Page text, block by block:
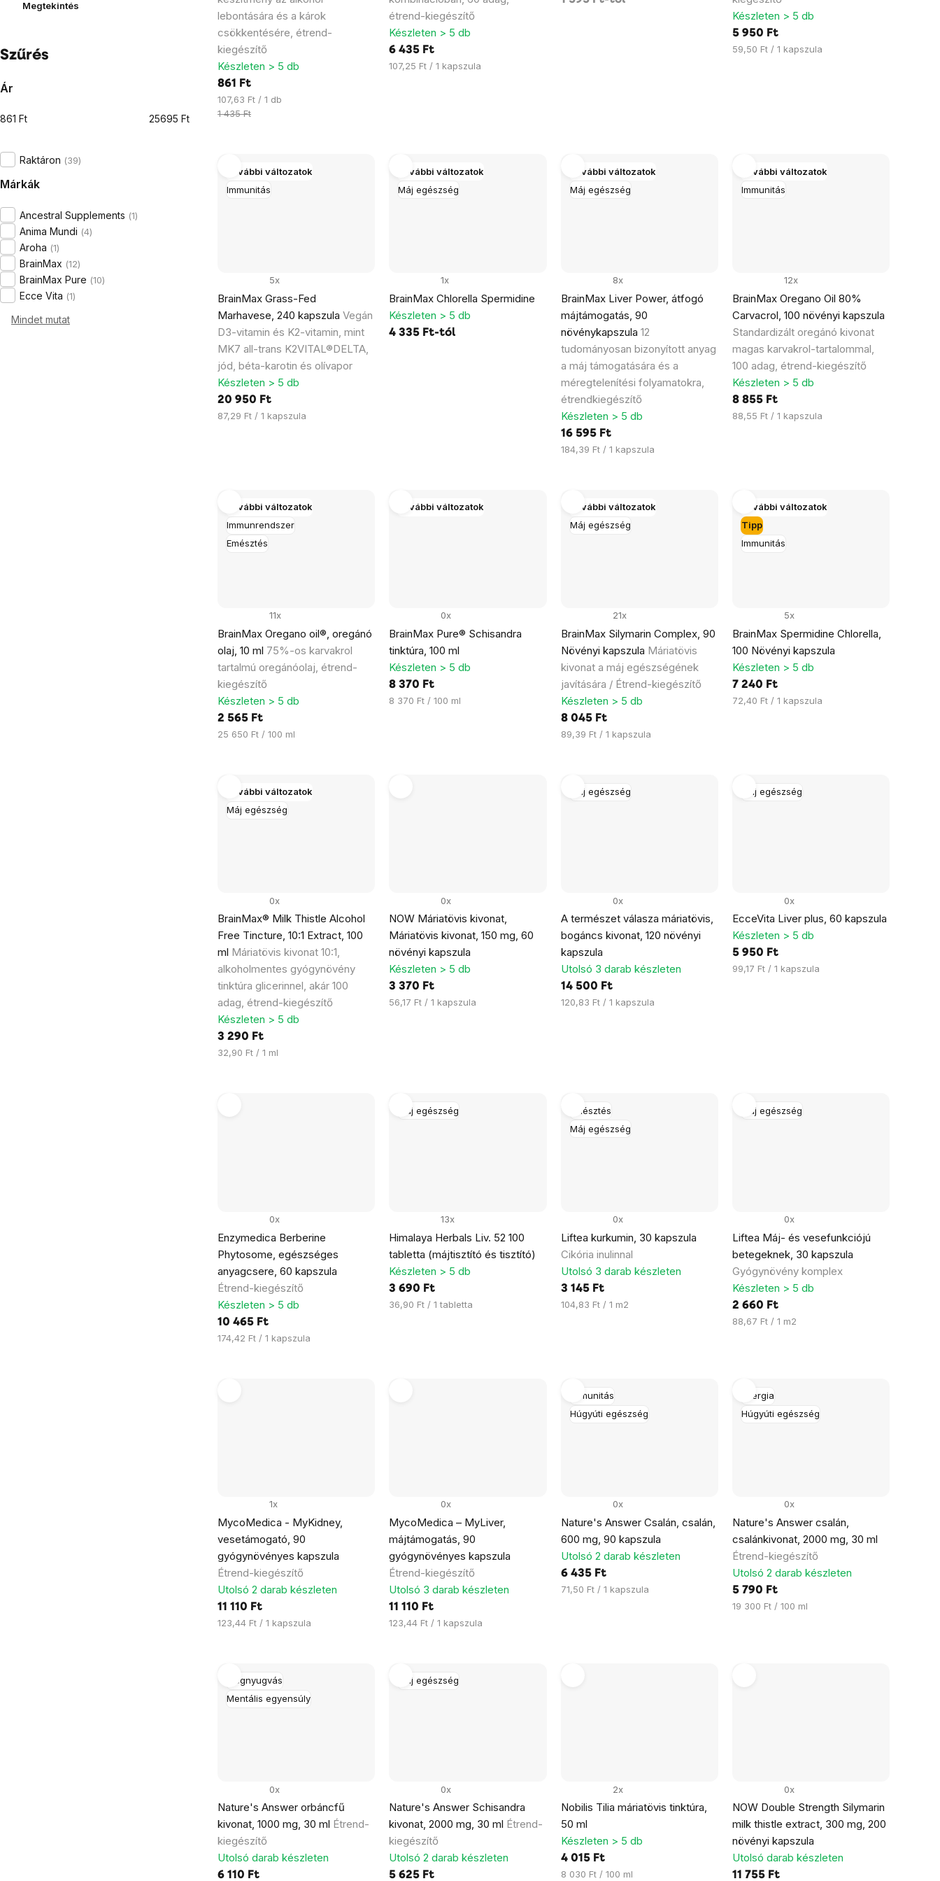
Megtekintés
Szűrés
Ár
861 Ft 25695 Ft
Raktáron 39
Márkák
Ancestral Supplements 1
Anima Mundi 4
Aroha 1
BrainMax 12
BrainMax Pure 10
Ecce Vita 1
Mindet mutat
lebontására és a károk
csökkentésére, étrend-
kiegészítő
Készleten > 5 db
861 Ft
Egységár:
107,63 Ft / 1 db
1 435 Ft
étrend-kiegészítő
Készleten > 5 db
6 435 Ft
Egységár:
107,25 Ft / 1 kapszula
Készleten > 5 db
5 950 Ft
Egységár:
59,50 Ft / 1 kapszula
Immunitás
További változatok
BrainMax Grass-Fed
Marhavese, 240 kapszula Vegán
D3-vitamin és K2-vitamin, mint
MK7 all-trans K2VITAL®DELTA,
jód, béta-karotin és olívapor
5x
Készleten > 5 db
20 950 Ft
Egységár:
87,29 Ft / 1 kapszula
Máj egészség
További változatok
BrainMax Chlorella Spermidine
1x
Készleten > 5 db
4 335 Ft-tól
Máj egészség
További változatok
BrainMax Liver Power, átfogó
májtámogatás, 90
növénykapszula 12
tudományosan bizonyított anyag
a máj támogatására és a
méregtelenítési folyamatokra,
étrendkiegészítő
8x
Készleten > 5 db
16 595 Ft
Egységár:
184,39 Ft / 1 kapszula
Immunitás
További változatok
BrainMax Oregano Oil 80%
Carvacrol, 100 növényi kapszula
Standardizált oregánó kivonat
magas karvakrol-tartalommal,
100 adag, étrend-kiegészítő
12x
Készleten > 5 db
8 855 Ft
Egységár:
88,55 Ft / 1 kapszula
Immunrendszer
Emésztés
További változatok
BrainMax Oregano oil®, oregánó
olaj, 10 ml 75%-os karvakrol
tartalmú oregánóolaj, étrend-
kiegészítő
11x
Készleten > 5 db
2 565 Ft
Egységár:
25 650 Ft / 100 ml
További változatok
BrainMax Pure® Schisandra
tinktúra, 100 ml
0x
Készleten > 5 db
8 370 Ft
Egységár:
8 370 Ft / 100 ml
Máj egészség
További változatok
BrainMax Silymarin Complex, 90
Növényi kapszula Máriatövis
kivonat a máj egészségének
javítására / Étrend-kiegészítő
21x
Készleten > 5 db
8 045 Ft
Egységár:
89,39 Ft / 1 kapszula
Tipp
Immunitás
További változatok
BrainMax Spermidine Chlorella,
100 Növényi kapszula
5x
Készleten > 5 db
7 240 Ft
Egységár:
72,40 Ft / 1 kapszula
Máj egészség
További változatok
BrainMax® Milk Thistle Alcohol
Free Tincture, 10:1 Extract, 100
ml Máriatövis kivonat 10:1,
alkoholmentes gyógynövény
tinktúra glicerinnel, akár 100
adag, étrend-kiegészítő
0x
Készleten > 5 db
3 290 Ft
Egységár:
32,90 Ft / 1 ml
NOW Máriatövis kivonat,
Máriatövis kivonat, 150 mg, 60
növényi kapszula
0x
Készleten > 5 db
3 370 Ft
Egységár:
56,17 Ft / 1 kapszula
Máj egészség
A természet válasza máriatövis,
bogáncs kivonat, 120 növényi
kapszula
0x
Utolsó 3 darab készleten
14 500 Ft
Egységár:
120,83 Ft / 1 kapszula
Máj egészség
EcceVita Liver plus, 60 kapszula
0x
Készleten > 5 db
5 950 Ft
Egységár:
99,17 Ft / 1 kapszula
Enzymedica Berberine
Phytosome, egészséges
anyagcsere, 60 kapszula
Étrend-kiegészítő
0x
Készleten > 5 db
10 465 Ft
Egységár:
174,42 Ft / 1 kapszula
Máj egészség
Himalaya Herbals Liv. 52 100
tabletta (májtisztító és tisztító)
13x
Készleten > 5 db
3 690 Ft
Egységár:
36,90 Ft / 1 tabletta
Emésztés
Máj egészség
Liftea kurkumin, 30 kapszula
Cikória inulinnal
0x
Utolsó 3 darab készleten
3 145 Ft
Egységár:
104,83 Ft / 1 m2
Máj egészség
Liftea Máj- és vesefunkciójú
betegeknek, 30 kapszula
Gyógynövény komplex
0x
Készleten > 5 db
2 660 Ft
Egységár:
88,67 Ft / 1 m2
MycoMedica - MyKidney,
vesetámogató, 90
gyógynövényes kapszula
Étrend-kiegészítő
1x
Utolsó 2 darab készleten
11 110 Ft
Egységár:
123,44 Ft / 1 kapszula
MycoMedica – MyLiver,
májtámogatás, 90
gyógynövényes kapszula
Étrend-kiegészítő
0x
Utolsó 3 darab készleten
11 110 Ft
Egységár:
123,44 Ft / 1 kapszula
Immunitás
Húgyúti egészség
Nature's Answer Csalán, csalán,
600 mg, 90 kapszula
0x
Utolsó 2 darab készleten
6 435 Ft
Egységár:
71,50 Ft / 1 kapszula
Energia
Húgyúti egészség
Nature's Answer csalán,
csalánkivonat, 2000 mg, 30 ml
Étrend-kiegészítő
0x
Utolsó 2 darab készleten
5 790 Ft
Egységár:
19 300 Ft / 100 ml
Megnyugvás
Mentális egyensúly
Nature's Answer orbáncfű
kivonat, 1000 mg, 30 ml Étrend-
kiegészítő
0x
Utolsó darab készleten
6 110 Ft
Máj egészség
Nature's Answer Schisandra
kivonat, 2000 mg, 30 ml Étrend-
kiegészítő
0x
Utolsó 2 darab készleten
5 625 Ft
Nobilis Tilia máriatövis tinktúra,
50 ml
2x
Készleten > 5 db
4 015 Ft
Egységár:
8 030 Ft / 100 ml
NOW Double Strength Silymarin
milk thistle extract, 300 mg, 200
növényi kapszula
0x
Utolsó darab készleten
11 755 Ft